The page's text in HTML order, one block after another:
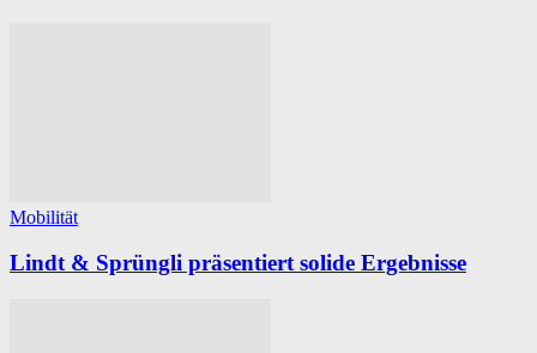
Mobilität
Lindt & Sprüngli präsentiert solide Ergebnisse